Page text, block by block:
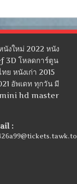
งใหม่ 2022 หนัง
3D โหลดการ์ตูน
ย หนังเก่า 2015
อัพเดท ทุกวัน มี
mini hd master
: